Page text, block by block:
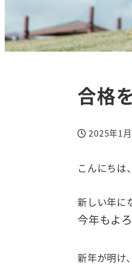
合格
投稿日
2025年1
こんにちは、
新しい年に
今年もよ
新年が明け、